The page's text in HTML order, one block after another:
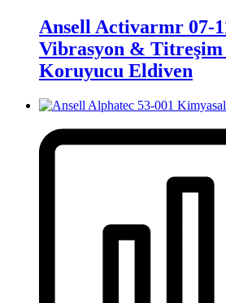
Ansell Activarmr 07-
Vibrasyon &
Koruyucu Eldiven